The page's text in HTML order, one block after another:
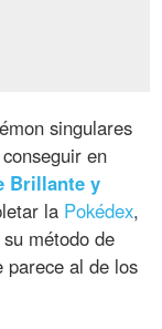
singulares
en
Brillante y
la Pokédex,
método de
parece al de los